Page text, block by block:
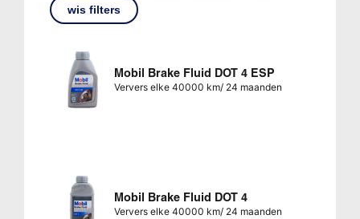
wis filters
Mobil Brake Fluid DOT 4 ESP
Ververs elke 40000 km/ 24 maanden
Mobil Brake Fluid DOT 4
Ververs elke 40000 km/ 24 maanden